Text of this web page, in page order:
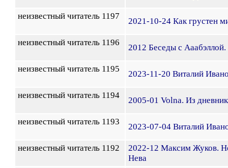
неизвестный читатель 1197
2021-10-24 Как грустен
неизвестный читатель 1196
2012 Беседы с
неизвестный читатель 1195
2023-11-20 Виталий
неизвестный читатель 1194
2005-01 Volna. Из
неизвестный читатель 1193
2023-07-04 Виталий
неизвестный читатель 1192
2022-12 Максим Жуков.
Нева